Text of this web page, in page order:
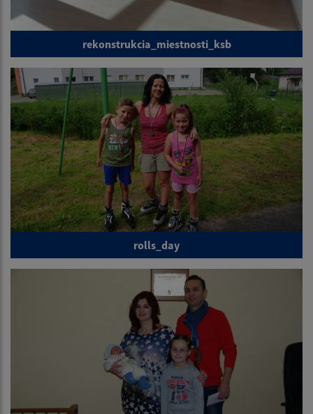
rekonstrukcia_miestnosti_ksb
rolls_day